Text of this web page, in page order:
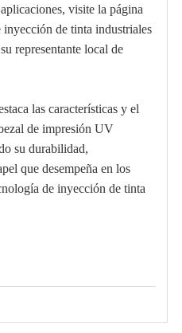
visite la página
inyección de tinta industriales
representante local de
las características y el
de impresión UV
su durabilidad,
que desempeña en los
de inyección de tinta